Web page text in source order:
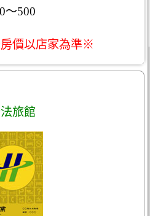
～500
價以店家為準※
旅館